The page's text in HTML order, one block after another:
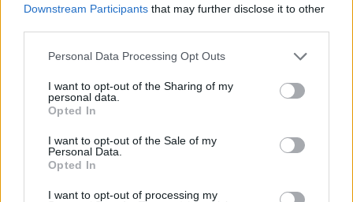
Downstream Participants that may further disclose it to other
Personal Data Processing Opt Outs
I want to opt-out of the Sharing of my
personal data.
Opted In
I want to opt-out of the Sale of my
Personal Data.
Opted In
I want to opt-out of processing my
Jakie mogą być przyczyny upadku
państwa? Omów zagadnienie na
podstawie Odprawy posłów greckich
Jana Kochanowskiego. W swojej
odpowiedzi uwzględnij również